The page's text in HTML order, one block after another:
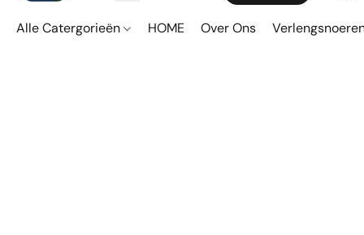
Alle Catergorieën HOME Over Ons